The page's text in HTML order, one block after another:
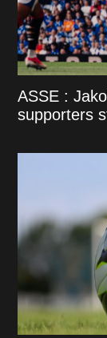
ASSE :
supporters